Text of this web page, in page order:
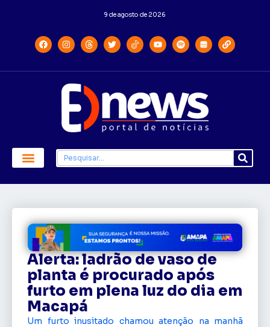
9 de agosto de 2026
Alerta: ladrão de vaso de
planta é procurado após
furto em plena luz do dia em
Macapá
Um furto inusitado chamou atenção na manhã